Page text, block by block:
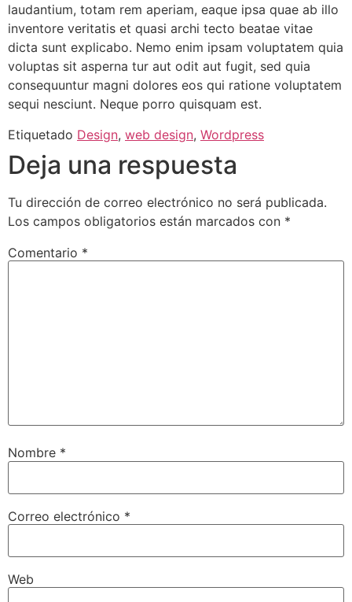
laudantium, totam rem aperiam, eaque ipsa quae ab illo
inventore veritatis et quasi archi tecto beatae vitae
dicta sunt explicabo. Nemo enim ipsam voluptatem quia
voluptas sit asperna tur aut odit aut fugit, sed quia
consequuntur magni dolores eos qui ratione voluptatem
sequi nesciunt. Neque porro quisquam est.
Etiquetado Design, web design, Wordpress
Deja una respuesta
Tu dirección de correo electrónico no será publicada.
Los campos obligatorios están marcados con *
Comentario *
Nombre *
Correo electrónico *
Web